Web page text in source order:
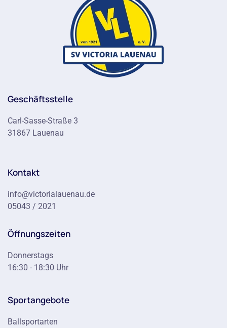
Geschäftsstelle
Carl-Sasse-Straße 3
31867 Lauenau
Kontakt
info@victorialauenau.de
05043 / 2021
Öffnungszeiten
Donnerstags
16:30 - 18:30 Uhr
Sportangebote
Ballsportarten